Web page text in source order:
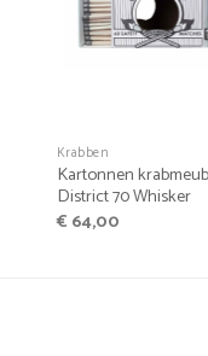
Krabben
Kartonnen
District 70 Whisker
€ 64,00